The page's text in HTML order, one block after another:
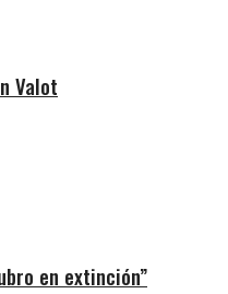
Valot
en extinción”